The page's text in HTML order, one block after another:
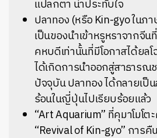
แปลกตา น่าประทับใจ
ปลาทอง (หรือ Kin-gyo ใน
เป็นของนำเข้าหรูหราจากจี
คหบดีเท่านั้นที่มีโอกาสได้ยลโ
ได้เกิดการนำออกสู่สาธารณ
ปัจจุบัน ปลาทอง ได้กลายเ
ร้อนในญี่ปุ่นไปเรียบร้อยแล้ว
“Art Aquarium” ที่คุมาโมโต
“Revival of Kin-gyo” การคื